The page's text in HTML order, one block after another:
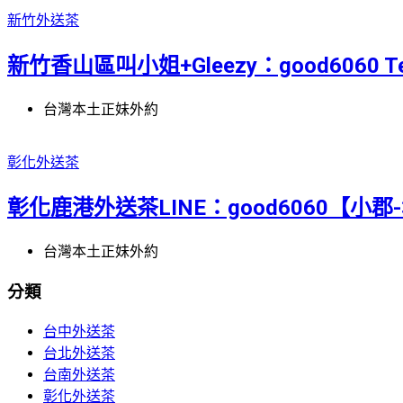
新竹外送茶
新竹香山區叫小姐+Gleezy：good6060
台灣本土正妹外約
彰化外送茶
彰化鹿港外送茶LINE：good6060【小
台灣本土正妹外約
分類
台中外送茶
台北外送茶
台南外送茶
彰化外送茶